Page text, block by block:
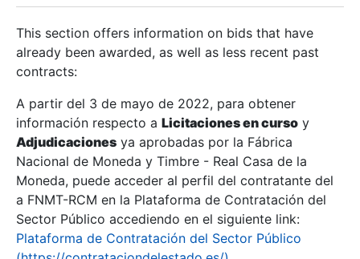
Show/Hide
Show/Hide
This section offers information on bids that have
already been awarded, as well as less recent past
contracts:
A partir del 3 de mayo de 2022, para obtener
información respecto a Licitaciones en curso y
Adjudicaciones ya aprobadas por la Fábrica
Nacional de Moneda y Timbre - Real Casa de la
Moneda, puede acceder al perfil del contratante del
a FNMT-RCM en la Plataforma de Contratación del
Sector Público accediendo en el siguiente link:
Plataforma de Contratación del Sector Público